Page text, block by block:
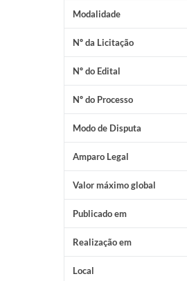
Modalidade
Nº da Licitação
Nº do Edital
Nº do Processo
Modo de Disputa
Amparo Legal
Valor máximo global
Publicado em
Realização em
Local